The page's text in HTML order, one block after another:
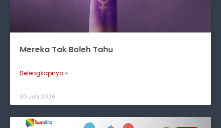
Mereka Tak Boleh Tahu
Selengkapnya »
30 July 2026